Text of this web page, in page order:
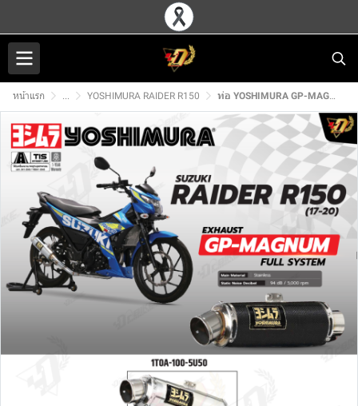
หน้าแรก ... YOSHIMURA RAIDER R150 ท่อ YOSHIMURA GP-MAGNUM สำหรับ SUZUKI RAIDER R150